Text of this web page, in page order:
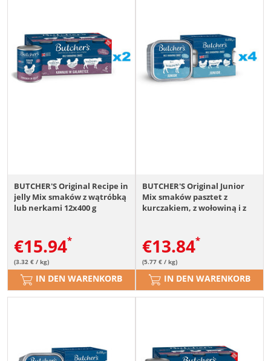
BUTCHER'S Original Recipe in
jelly Mix smaków z wątróbką
lub nerkami 12x400 g
kurczakiem dla psa
€15.94
(3.32 € / kg)
IN DEN WARENKORB
BUTCHER'S Original Junior
Mix smaków pasztet z
kurczakiem, z wołowiną i z
€13.84
(5.77 € / kg)
IN DEN WARENKORB